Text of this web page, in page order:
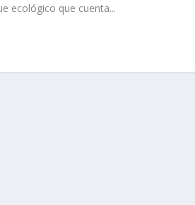
ecológico que cuenta...